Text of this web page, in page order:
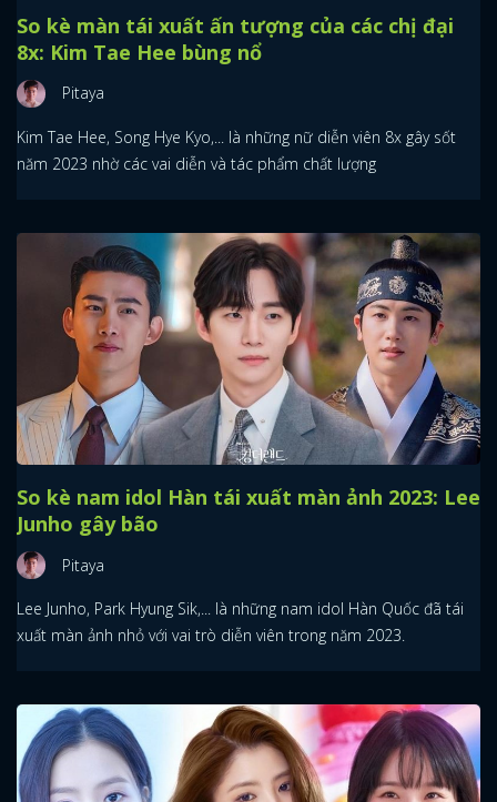
So kè màn tái xuất ấn tượng của các chị đại
8x: Kim Tae Hee bùng nổ
Pitaya
Kim Tae Hee, Song Hye Kyo,... là những nữ diễn viên 8x gây sốt
năm 2023 nhờ các vai diễn và tác phẩm chất lượng
So kè nam idol Hàn tái xuất màn ảnh 2023: Lee
Junho gây bão
Pitaya
Lee Junho, Park Hyung Sik,... là những nam idol Hàn Quốc đã tái
xuất màn ảnh nhỏ với vai trò diễn viên trong năm 2023.